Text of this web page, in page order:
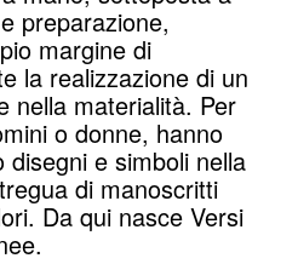
preparazione,
margine di
la realizzazione di un
nella materialità. Per
o donne, hanno
e simboli nella
di manoscritti
Da qui nasce Versi